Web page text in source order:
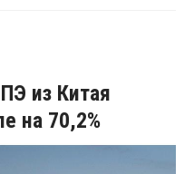
из Китая
на 70,2%